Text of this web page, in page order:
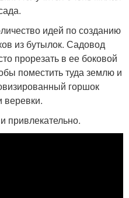
идей по созданию
из бутылок. Садовод
прорезать в ее боковой
поместить туда землю и
горшок
веревки.
привлекательно.